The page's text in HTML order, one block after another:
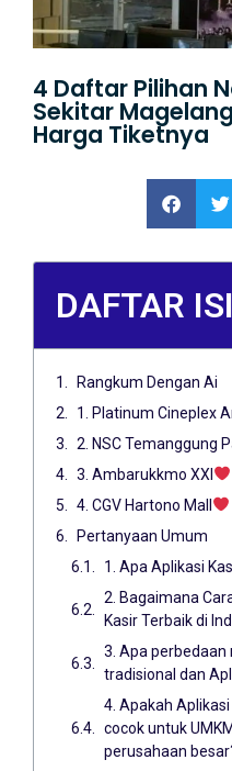
4 Daftar Pilihan
Sekitar
Harga Tiketnya
DAFTAR ISI
Rangkum Dengan Ai
1. Platinum Cineplex
2. NSC Temanggung
3. Ambarukkmo XXI
4. CGV Hartono Mall
Pertanyaan Umum
1. Apa Aplikasi
2. Bagaimana
Kasir Terbaik di
3. Apa
tradisional dan
4. Apakah Aplikasi
cocok untuk
perusahaan